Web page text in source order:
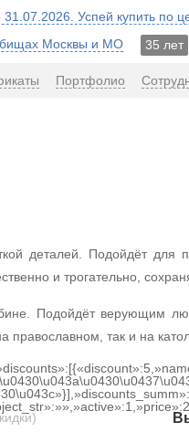
31.07.2026. Успей купить по
Москвы и МО 35 лет
Портфолио
деталей. Подойдёт
и трогательно,
Подойдёт верующим
православном, так и на